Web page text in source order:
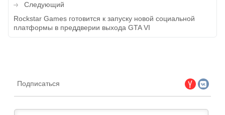
Следующий
Rockstar Games готовится к запуску новой социальной
платформы в преддверии выхода GTA VI
Подписаться